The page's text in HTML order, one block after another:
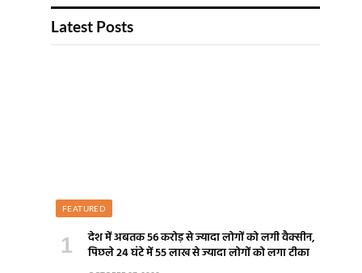
Latest Posts
FEATURED
देश में अबतक 56 करोड़ से ज्यादा लोगों को लगी वैक्सीन,
पिछले 24 घंटे में 55 लाख से ज्यादा लोगों को लगा टीका